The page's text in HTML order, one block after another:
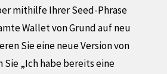
mithilfe Ihrer Seed-Phrase
Wallet von Grund auf neu
Sie eine neue Version von
„Ich habe bereits eine